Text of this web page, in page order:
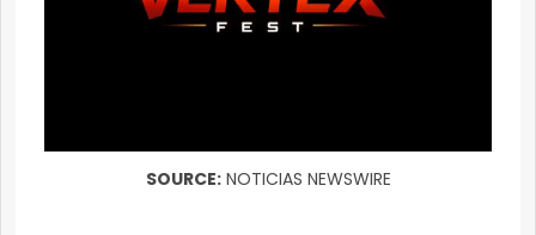
SOURCE:NOTICIAS NEWSWIRE